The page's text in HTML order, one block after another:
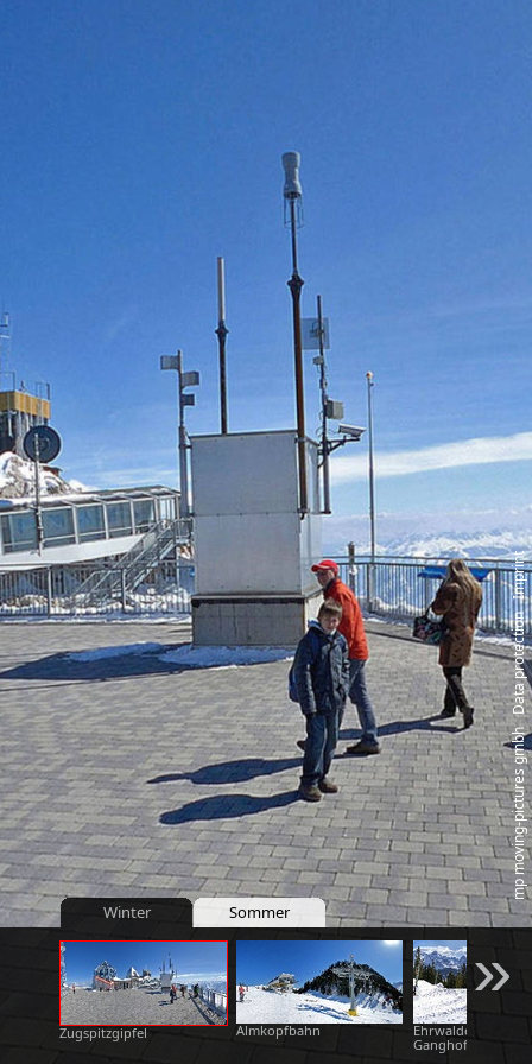
mp moving‑pictures gmbh
‑
Data protection
‑
Imprint
Winter Sommer
Zugspitzgipfel Almkopfbahn
Ehrwalder Alm -
Ganghofer Blitz
»